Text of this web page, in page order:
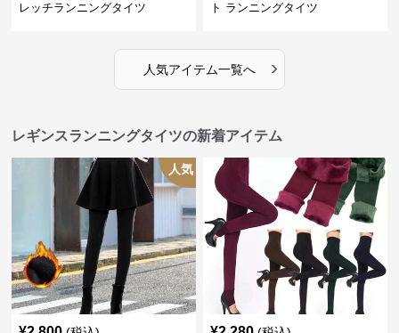
レッチランニングタイツ
ト ランニングタイツ
人気アイテム一覧へ ›
レギンスランニングタイツの新着アイテム
人気